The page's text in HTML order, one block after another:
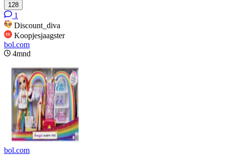
128
1
Discount_diva
Koopjesjaagster
bol.com
4mnd
bol.com